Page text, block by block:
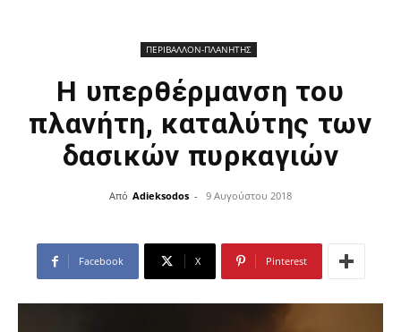
ΠΕΡΙΒΑΛΛΟΝ-ΠΛΑΝΗΤΗΣ
Η υπερθέρμανση του
πλανήτη, καταλύτης των
δασικών πυρκαγιών
Από Adieksodos - 9 Αυγούστου 2018
Facebook X Pinterest